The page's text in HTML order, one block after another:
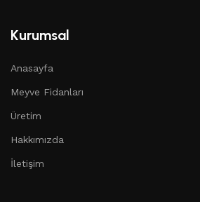
Kurumsal
Anasayfa
Meyve Fidanları
Üretim
Hakkımızda
İletişim